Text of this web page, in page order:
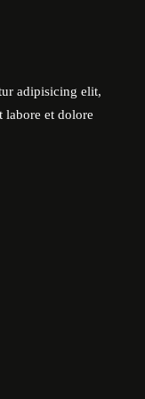
adipisicing elit,
labore et dolore